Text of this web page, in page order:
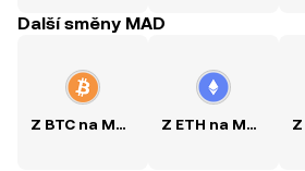
Další směny MAD
Z BTC na MAD Z ETH na MAD